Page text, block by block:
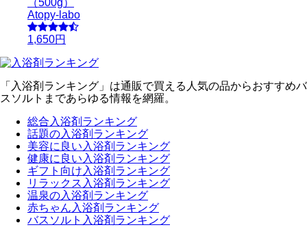
Atopy-labo
1,650円
「入浴剤ランキング」は通販で買える人気の品からおすすめバ
スソルトまであらゆる情報を網羅。
総合入浴剤ランキング
話題の入浴剤ランキング
美容に良い入浴剤ランキング
健康に良い入浴剤ランキング
ギフト向け入浴剤ランキング
リラックス入浴剤ランキング
温泉の入浴剤ランキング
赤ちゃん入浴剤ランキング
バスソルト入浴剤ランキング